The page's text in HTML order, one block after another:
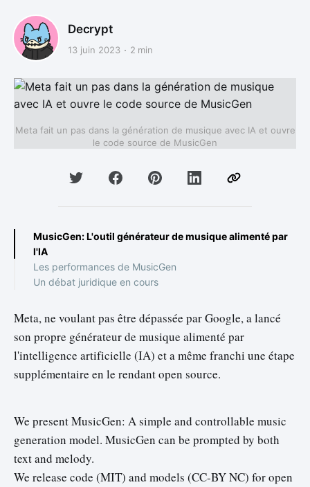
Decrypt
13 juin 2023 2 min
Meta fait un pas dans la génération de musique avec IA et ouvre
le code source de MusicGen
MusicGen: L'outil générateur de musique alimenté par
l'IA
Les performances de MusicGen
Un débat juridique en cours
Meta, ne voulant pas être dépassée par Google, a lancé
son propre générateur de musique alimenté par
l'intelligence artificielle (IA) et a même franchi une étape
supplémentaire en le rendant open source.
We present MusicGen: A simple and controllable music
generation model. MusicGen can be prompted by both
text and melody.
We release code (MIT) and models (CC-BY NC) for open